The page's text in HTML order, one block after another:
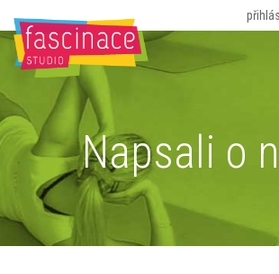
HOME
O NÁS
ROZVRH
CVIČENÍ
CENÍK
PORADNA
KONTAKT
BLOG
Napsali o